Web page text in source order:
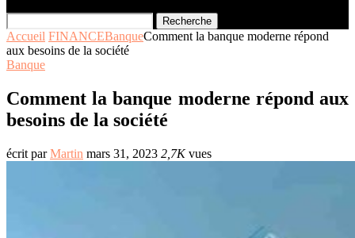
Recherche
Accueil FINANCEBanqueComment la banque moderne répond
aux besoins de la société
Banque
Comment la banque moderne répond aux
besoins de la société
écrit parMartin mars 31, 2023 2,7Kvues